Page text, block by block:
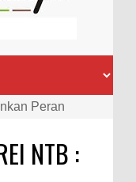
Peran
pada
NTB :